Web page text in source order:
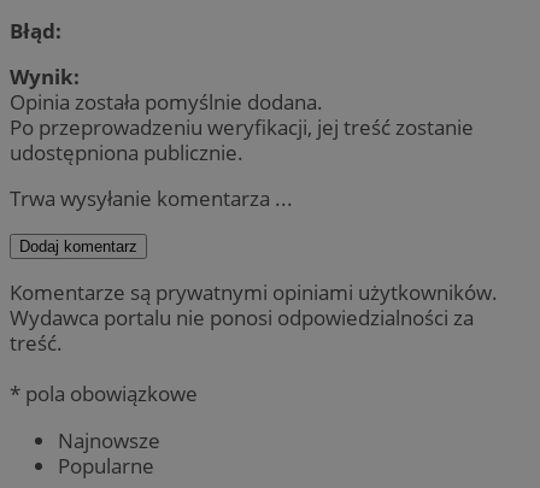
Błąd:
Wynik:
Opinia została pomyślnie dodana.
Po przeprowadzeniu weryfikacji, jej treść zostanie
udostępniona publicznie.
Trwa wysyłanie komentarza ...
Dodaj komentarz
Komentarze są prywatnymi opiniami użytkowników.
Wydawca portalu nie ponosi odpowiedzialności za
treść.
* pola obowiązkowe
Najnowsze
Popularne